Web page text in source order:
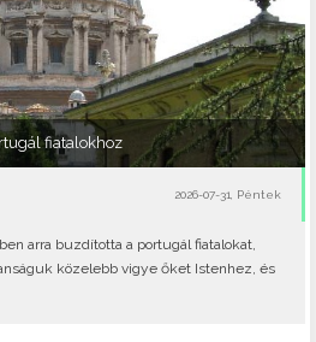
fiatalokhoz
2026-07-31, Péntek
arra buzdította a portugál fiatalokat,
közelebb vigye őket Istenhez, és